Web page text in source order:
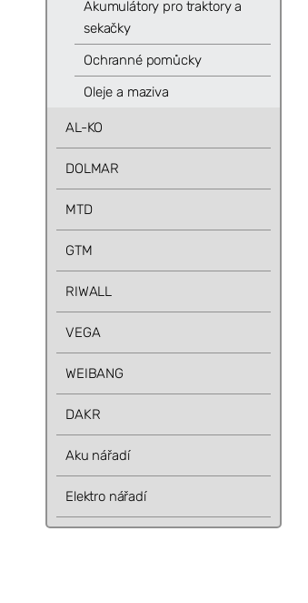
Akumulátory pro traktory a
sekačky
Ochranné pomůcky
Oleje a maziva
AL-KO
DOLMAR
MTD
GTM
RIWALL
VEGA
WEIBANG
DAKR
Aku nářadí
Elektro nářadí